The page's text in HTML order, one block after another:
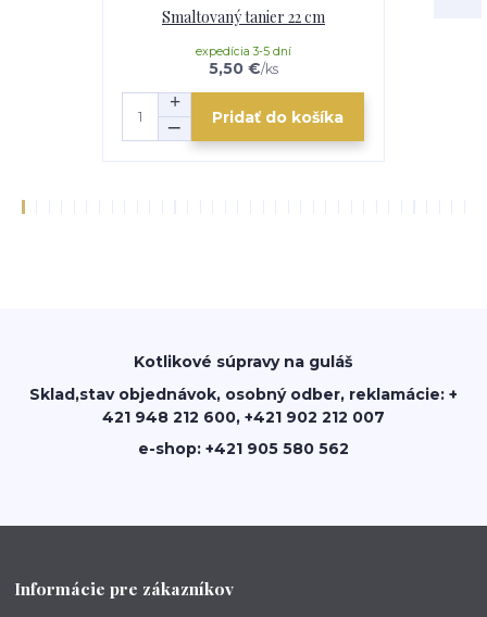
Smaltovaný tanier 22 cm
5,50 €/ks
expedícia 3-5 dní
Pridať do košíka
Kotlikové súpravy na guláš
Sklad,stav objednávok, osobný odber, reklamácie: +
421 948 212 600, +421 902 212 007
e-shop: +421 905 580 562
Informácie pre zákazníkov